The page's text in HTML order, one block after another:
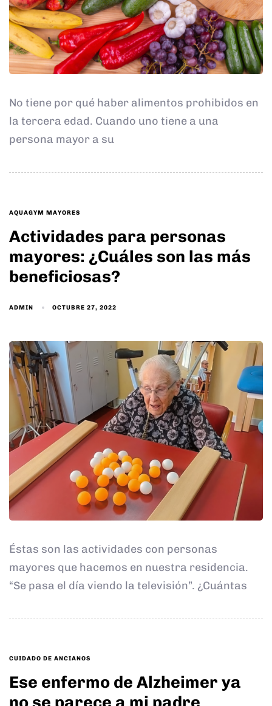
No tiene por qué haber alimentos prohibidos en
la tercera edad. Cuando uno tiene a una
persona mayor a su
TAGS
AQUAGYM MAYORES
Actividades para personas
mayores: ¿Cuáles son las más
beneficiosas?
ADMIN OCTUBRE 27, 2022
Éstas son las actividades con personas
mayores que hacemos en nuestra residencia.
“Se pasa el día viendo la televisión”. ¿Cuántas
TAGS
CUIDADO DE ANCIANOS
Ese enfermo de Alzheimer ya